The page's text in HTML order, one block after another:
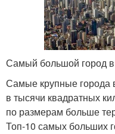
Самый большой город
Самые крупные города
в тысячи квадратных
по размерам больше
Топ-10 самых больших